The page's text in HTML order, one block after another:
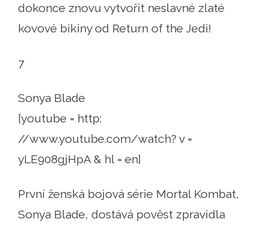
dokonce znovu vytvořit neslavné zlaté
kovové bikiny od Return of the Jedi!
7
Sonya Blade
[youtube = http:
//www.youtube.com/watch? v =
yLE908gjHpA & hl = en]
První ženská bojová série Mortal Kombat,
Sonya Blade, dostává pověst zpravidla